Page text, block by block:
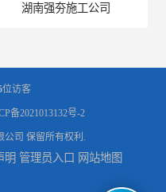
位访客
备2021013132号-2
公司 保留所有权利.
明 管理员入口 网站地图